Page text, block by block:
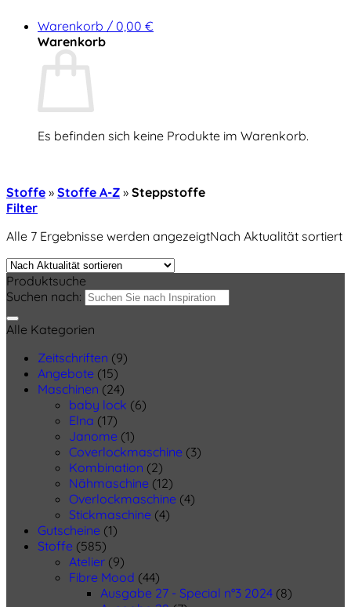
Warenkorb / 0,00 €
Warenkorb
Es befinden sich keine Produkte im Warenkorb.
Stoffe » Stoffe A-Z » Steppstoffe
Filter
Alle 7 Ergebnisse werden angezeigtNach Aktualität sortiert
Produktsuche
Suchen nach:
Alle Kategorien
Zeitschriften (9)
Angebote (15)
Maschinen (24)
baby lock (6)
Elna (17)
Janome (1)
Coverlockmaschine (3)
Kombination (2)
Nähmaschine (12)
Overlockmaschine (4)
Stickmaschine (4)
Gutscheine (1)
Stoffe (585)
Atelier (9)
Fibre Mood (44)
Ausgabe 27 - Special n°3 2024 (8)